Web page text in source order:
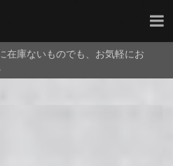
在庫ないものでも、お気軽にお